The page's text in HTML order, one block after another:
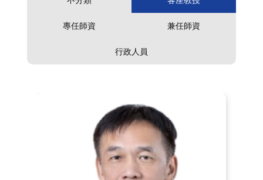
專任師資 兼任師資
行政人員